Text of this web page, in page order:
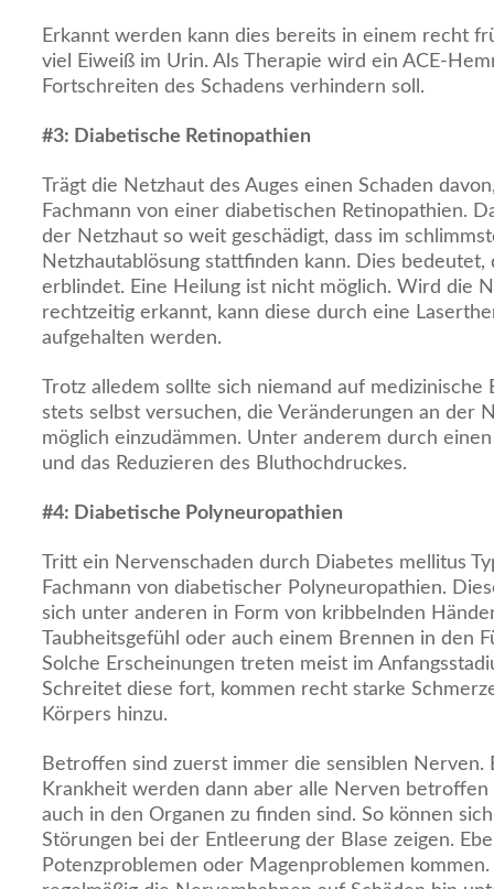
Erkannt werden kann dies bereits in einem recht
viel Eiweiß im Urin. Als Therapie wird ein ACE-
Fortschreiten des Schadens verhindern soll.
#3: Diabetische Retinopathien
Trägt die Netzhaut des Auges einen Schaden
Fachmann von einer diabetischen Retinopathien.
der Netzhaut so weit geschädigt, dass im
Netzhautablösung stattfinden kann. Dies
erblindet. Eine Heilung ist nicht möglich. Wird die
rechtzeitig erkannt, kann diese durch eine
aufgehalten werden.
Trotz alledem sollte sich niemand auf medizinische
stets selbst versuchen, die Veränderungen an der
möglich einzudämmen. Unter anderem durch
und das Reduzieren des Bluthochdruckes.
#4: Diabetische Polyneuropathien
Tritt ein Nervenschaden durch Diabetes mellitus
Fachmann von diabetischer Polyneuropathien.
sich unter anderen in Form von kribbelnden
Taubheitsgefühl oder auch einem Brennen in den
Solche Erscheinungen treten meist im
Schreitet diese fort, kommen recht starke
Körpers hinzu.
Betroffen sind zuerst immer die sensiblen Nerven.
Krankheit werden dann aber alle Nerven betroffen
auch in den Organen zu finden sind. So können
Störungen bei der Entleerung der Blase zeigen.
Potenzproblemen oder Magenproblemen